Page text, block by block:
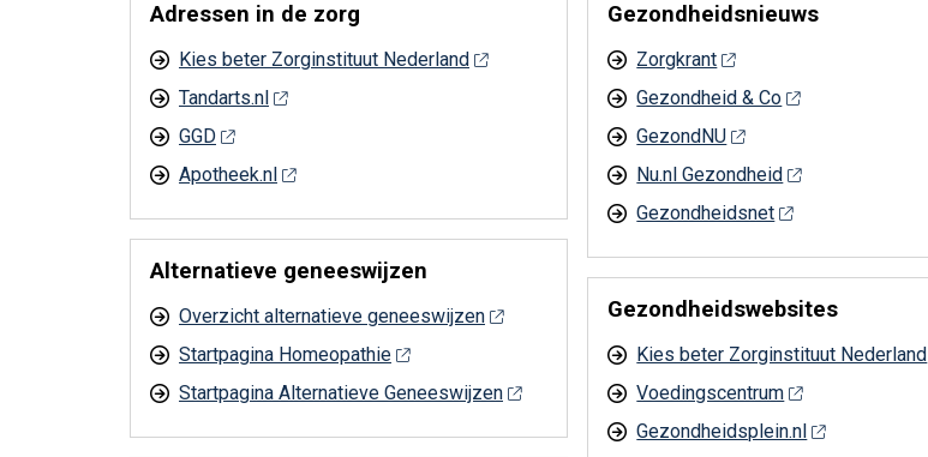
Adressen in de zorg
Kies beter Zorginstituut Nederland
Tandarts.nl
GGD
Apotheek.nl
Alternatieve geneeswijzen
Overzicht alternatieve geneeswijzen
Startpagina Homeopathie
Startpagina Alternatieve Geneeswijzen
Gezondheidsnieuws
Zorgkrant
Gezondheid & Co
GezondNU
Nu.nl Gezondheid
Gezondheidsnet
Gezondheidswebsites
Kies beter Zorginstituut Nederland
Voedingscentrum
Gezondheidsplein.nl